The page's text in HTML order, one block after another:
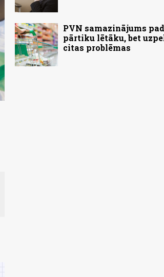
PVN samazinājums
pārtiku lētāku, bet
citas problēmas